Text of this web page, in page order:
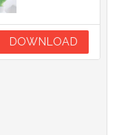
DOWNLOAD